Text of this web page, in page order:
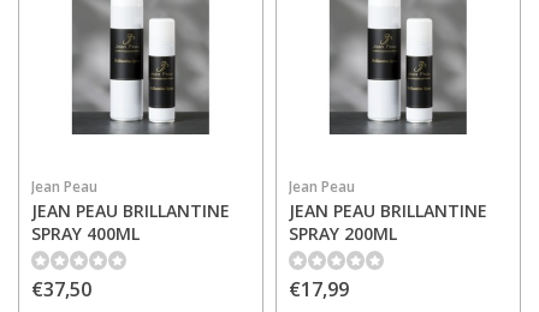
Jean Peau
JEAN PEAU BRILLANTINE
SPRAY 400ML
€37,50
Jean Peau
JEAN PEAU BRILLANTINE
SPRAY 200ML
€17,99